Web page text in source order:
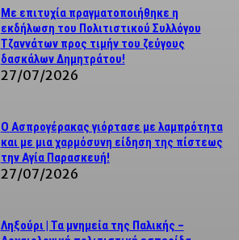
Με επιτυχία πραγματοποιήθηκε η
εκδήλωση του Πολιτιστικού Συλλόγου
Τζαννάτων προς τιμήν του ζεύγους
δασκάλων Δημητράτου!
27/07/2026
Ο Ασπρογέρακας γιόρτασε με λαμπρότητα
και με μια χαρμόσυνη είδηση της πίστεως
την Αγία Παρασκευή!
27/07/2026
Ληξούρι | Τα μνημεία της Παλικής –